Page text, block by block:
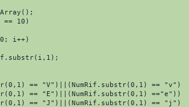
Array();
10)
i++)
== "V")||(NumRif.substr(0,1) == "v"))
== "E")||(NumRif.substr(0,1) =="e"))
== "J")||(NumRif.substr(0,1) == "j"))